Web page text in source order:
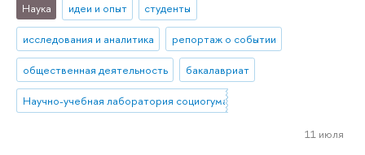
Наука идеи и опыт студенты
исследования и аналитика репортаж о событии
общественная деятельность бакалавриат
Научно-учебная лаборатория социогуманитарных исследований
11 июля